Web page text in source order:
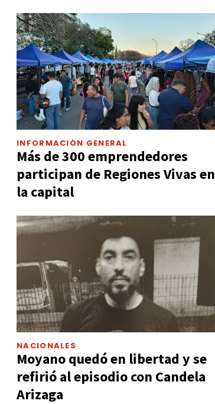
INFORMACIÓN GENERAL
Más de 300 emprendedores
participan de Regiones Vivas en
la capital
NACIONALES
Moyano quedó en libertad y se
refirió al episodio con Candela
Arizaga